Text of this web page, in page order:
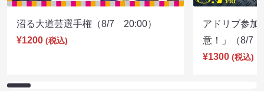
沼る大道芸選手権（8/7 20:00）
¥1200 (税込)
アドリブ参加
意！」（8/7
¥1300 (税込)